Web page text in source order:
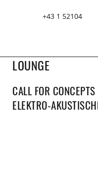
+43 1 52104
LOUNGE
CALL FOR
ELEKTRO-